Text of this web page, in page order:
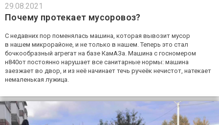
29.08.2021
Почему протекает мусоровоз?
С недавних пор поменялась машина, которая вывозит мусор
в нашем микрорайоне, и не только в нашем. Теперь это стал
бочкообразный агрегат на базе КамАЗа. Машина с госномером
н840от постоянно нарушает все санитарные нормы: машина
заезжает во двор, и из неё начинает течь ручеёк нечистот, натекает
немаленькая лужица.